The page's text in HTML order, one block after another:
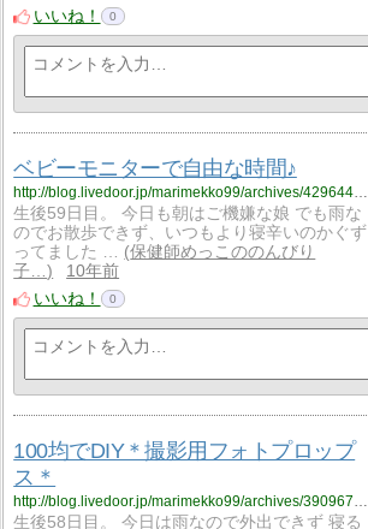
いいね！
0
ベビーモニターで自由な時間♪
生後59日目。 今日も朝はご機嫌な娘 でも雨な
のでお散歩できず、いつもより寝辛いのかぐず
ってました …
保健師めっこののんびり
子…
10年前
いいね！
0
100均でDIY＊撮影用フォトプロップ
ス＊
生後58日目。 今日は雨なので外出できず 寝る